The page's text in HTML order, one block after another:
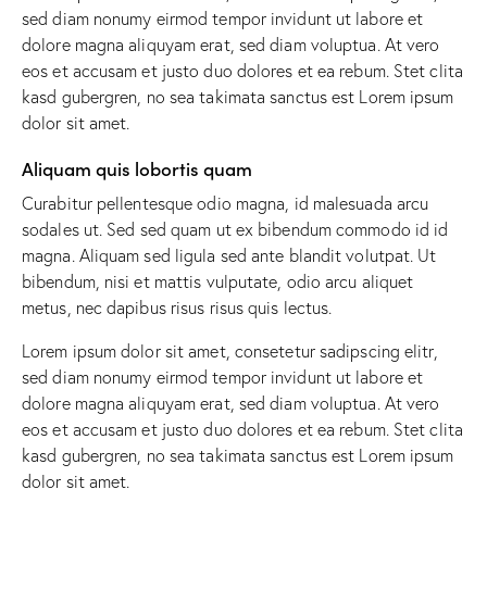
sed diam nonumy eirmod tempor invidunt ut labore et
dolore magna aliquyam erat, sed diam voluptua. At vero
eos et accusam et justo duo dolores et ea rebum. Stet clita
kasd gubergren, no sea takimata sanctus est Lorem ipsum
dolor sit amet.
Aliquam quis lobortis quam
Curabitur pellentesque odio magna, id malesuada arcu
sodales ut. Sed sed quam ut ex bibendum commodo id id
magna. Aliquam sed ligula sed ante blandit volutpat. Ut
bibendum, nisi et mattis vulputate, odio arcu aliquet
metus, nec dapibus risus risus quis lectus.
Lorem ipsum dolor sit amet, consetetur sadipscing elitr,
sed diam nonumy eirmod tempor invidunt ut labore et
dolore magna aliquyam erat, sed diam voluptua. At vero
eos et accusam et justo duo dolores et ea rebum. Stet clita
kasd gubergren, no sea takimata sanctus est Lorem ipsum
dolor sit amet.